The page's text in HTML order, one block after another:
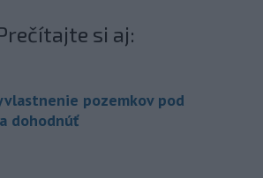
si aj:
pozemkov pod
dohodnúť